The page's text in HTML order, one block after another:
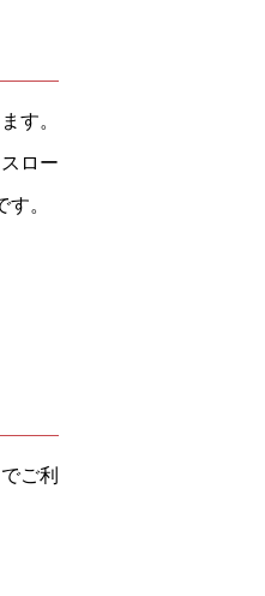
す。
ロー
。
ご利